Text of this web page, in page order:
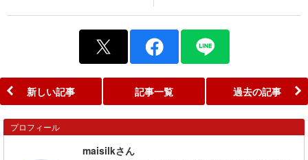
新しい記事 記事一覧 過去の記事
プロフィール
maisilkさん